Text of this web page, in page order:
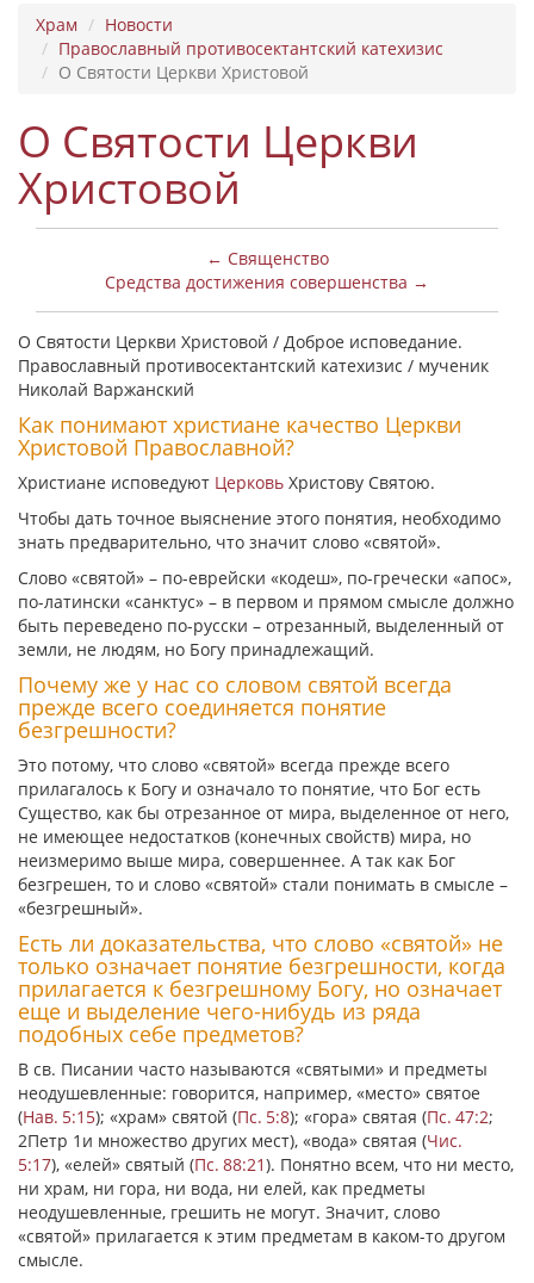
Храм
Новости
Православный противосектантский катехизис
О Святости Церкви Христовой
О Святости Церкви
Христовой
← Священство
Средства достижения совершенства →
О Святости Церкви Христовой / Доброе исповедание.
Православный противосектантский катехизис / мученик
Николай Варжанский
Как понимают христиане качество Церкви
Христовой Православной?
Христиане исповедуют Церковь Христову Святою.
Чтобы дать точное выяснение этого понятия, необходимо
знать предварительно, что значит слово «святой».
Слово «святой» – по-еврейски «кодеш», по-гречески «апос»,
по-латински «санктус» – в первом и прямом смысле должно
быть переведено по-русски – отрезанный, выделенный от
земли, не людям, но Богу принадлежащий.
Почему же у нас со словом святой всегда
прежде всего соединяется понятие
безгрешности?
Это потому, что слово «святой» всегда прежде всего
прилагалось к Богу и означало то понятие, что Бог есть
Существо, как бы отрезанное от мира, выделенное от него,
не имеющее недостатков (конечных свойств) мира, но
неизмеримо выше мира, совершеннее. А так как Бог
безгрешен, то и слово «святой» стали понимать в смысле –
«безгрешный».
Есть ли доказательства, что слово «святой» не
только означает понятие безгрешности, когда
прилагается к безгрешному Богу, но означает
еще и выделение чего-нибудь из ряда
подобных себе предметов?
В св. Писании часто называются «святыми» и предметы
неодушевленные: говорится, например, «место» святое
(Нав. 5:15); «храм» святой (Пс. 5:8); «гора» святая (Пс. 47:2;
2Петр 1и множество других мест), «вода» святая (Чис.
5:17), «елей» святый (Пс. 88:21). Понятно всем, что ни место,
ни храм, ни гора, ни вода, ни елей, как предметы
неодушевленные, грешить не могут. Значит, слово
«святой» прилагается к этим предметам в каком-то другом
смысле.